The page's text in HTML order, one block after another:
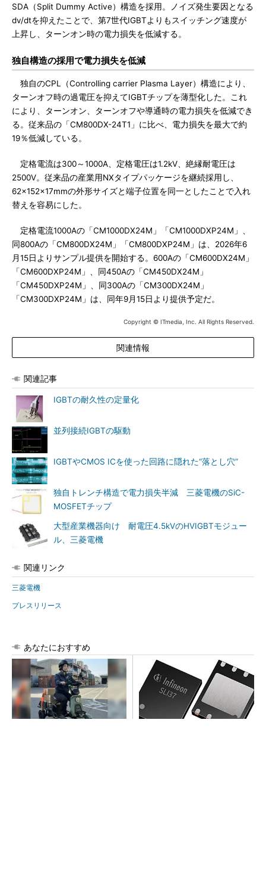
SDA（Split Dummy Active）構造を採用。ノイズ発生要因となる
dv/dtを抑えたことで、第7世代IGBTよりもスイッチング速度が
上昇し、ターンオン時の電力損失を低減する。
独自構造の採用で電力損失を低減
独自のCPL（Controlling carrier Plasma Layer）構造により、
ターンオフ時の過電圧を抑えてIGBTチップを薄型化した。これ
により、ターンオン、ターンオフや導通時の電力損失を低減でき
る。従来品の「CM800DX-24T1」に比べ、電力損失を最大で約
19％低減している。
定格電流は300～1000A、定格電圧は1.2kV、絶縁耐電圧は
2500V。従来品の産業用NXタイプパッケージを継続採用し、
62×152×17mmの外形サイズと端子位置を同一としたことで入れ
替えを容易にした。
定格電流1000Aの「CM1000DX24M」「CM1000DXP24M」、
同800Aの「CM800DX24M」「CM800DXP24M」は、2026年6
月15日よりサンプル提供を開始する。600Aの「CM600DX24M」
「CM600DXP24M」、同450Aの「CM450DX24M」
「CM450DXP24M」、同300Aの「CM300DX24M」
「CM300DXP24M」は、同年9月15日より提供予定だ。
Copyright © ITmedia, Inc. All Rights Reserved.
関連情報
関連記事
IGBTの耐久性の定量化
並列接続IGBTの駆動
IGBTやCMOS ICを使った回路に隠れた“落とし穴”
独自トレンチ構造で電力損失半減 三菱電機のSiC-
MOSFETチップ
大型産業機器向け 耐電圧4.5kVのHVIGBTモジュー
ル、三菱電機
関連リンク
三菱電機
プレスリリース
あなたにおすすめ